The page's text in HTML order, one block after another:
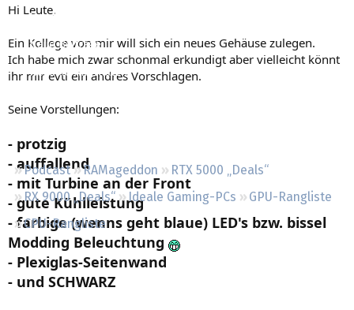
Empfohlene Inhalte
Neue Beiträge
Neueste Aktivitäten
Podcast RAMageddon
RTX 5000 „Deals“
RX 9000 „Deals“
Ideale Gaming-PCs
GPU-Rangliste
CPU-Rangliste
Hi Leute,
Ein Kollege von mir will sich ein neues Gehäuse zulegen.
Ich habe mich zwar schonmal erkundigt aber vielleicht könnt
ihr mir evtl ein andres Vorschlagen.
Seine Vorstellungen:
- protzig
- auffallend
- mit Turbine an der Front
- gute Kühlleistung
- farbige (wenns geht blaue) LED's bzw. bissel
Modding Beleuchtung
- Plexiglas-Seitenwand
- und SCHWARZ​